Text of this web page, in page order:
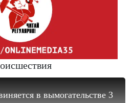
в вымогательстве 3